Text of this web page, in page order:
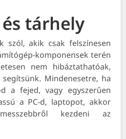
tárhely
szól, akik csak felszínesen
komponensek terén
nem hibáztathatóak,
Mindenesetre, ha
a fejed, vagy egyszerűen
a PC-d, laptopot, akkor
kezdeni az